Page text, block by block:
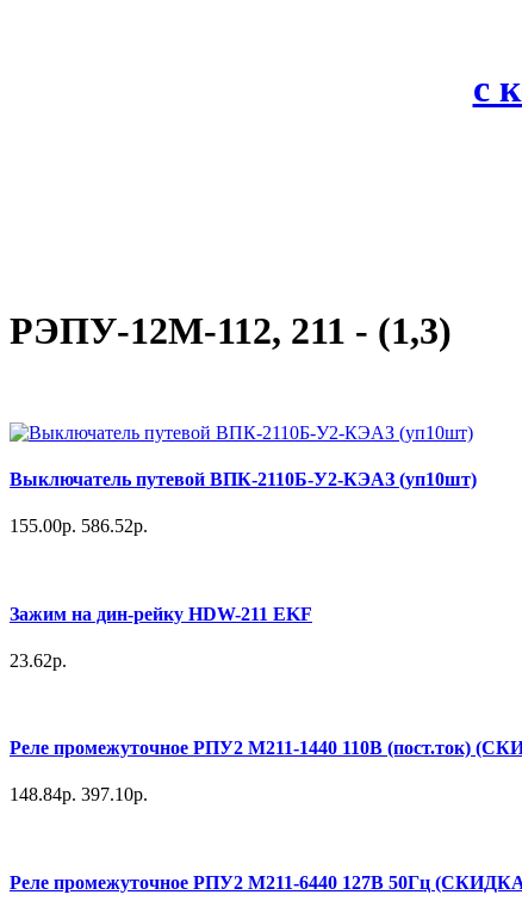
с
РЭПУ-12М-112, 211 - (1,3)
Выключатель путевой ВПК-2110Б-У2-КЭАЗ (уп10шт)
155.00р. 586.52р.
Зажим на дин-рейку HDW-211 EKF
23.62р.
Реле промежуточное РПУ2 М211-1440 110В (пост.ток)
148.84р. 397.10р.
Реле промежуточное РПУ2 М211-6440 127В 50Гц